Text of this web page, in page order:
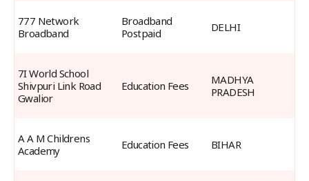
777 Network
Broadband
Broadband
Postpaid
DELHI
7I World School
Shivpuri Link Road
Gwalior
Education Fees
MADHYA
PRADESH
A A M Childrens
Academy
Education Fees BIHAR